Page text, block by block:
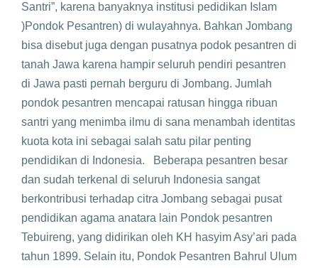
Santri”, karena banyaknya institusi pedidikan Islam
)Pondok Pesantren) di wulayahnya. Bahkan Jombang
bisa disebut juga dengan pusatnya podok pesantren di
tanah Jawa karena hampir seluruh pendiri pesantren
di Jawa pasti pernah berguru di Jombang. Jumlah
pondok pesantren mencapai ratusan hingga ribuan
santri yang menimba ilmu di sana menambah identitas
kuota kota ini sebagai salah satu pilar penting
pendidikan di Indonesia. Beberapa pesantren besar
dan sudah terkenal di seluruh Indonesia sangat
berkontribusi terhadap citra Jombang sebagai pusat
pendidikan agama anatara lain Pondok pesantren
Tebuireng, yang didirikan oleh KH hasyim Asy’ari pada
tahun 1899. Selain itu, Pondok Pesantren Bahrul Ulum